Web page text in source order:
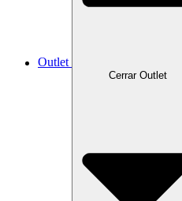
Outlet
Cerrar Outlet